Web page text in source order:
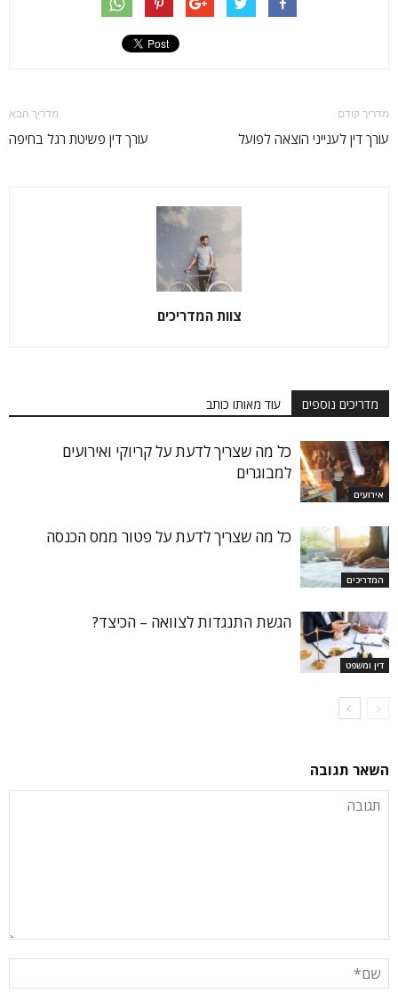
מדריך קודם
עורך דין לענייני הוצאה לפועל
מדריך הבא
עורך דין פשיטת רגל בחיפה
צוות המדריכים
מדריכים נוספים עוד מאותו כותב
אירועים
כל מה שצריך לדעת על קריוקי ואירועים
למבוגרים
המדריכים
כל מה שצריך לדעת על פטור ממס הכנסה
דין ומשפט
הגשת התנגדות לצוואה – הכיצד?
השאר תגובה